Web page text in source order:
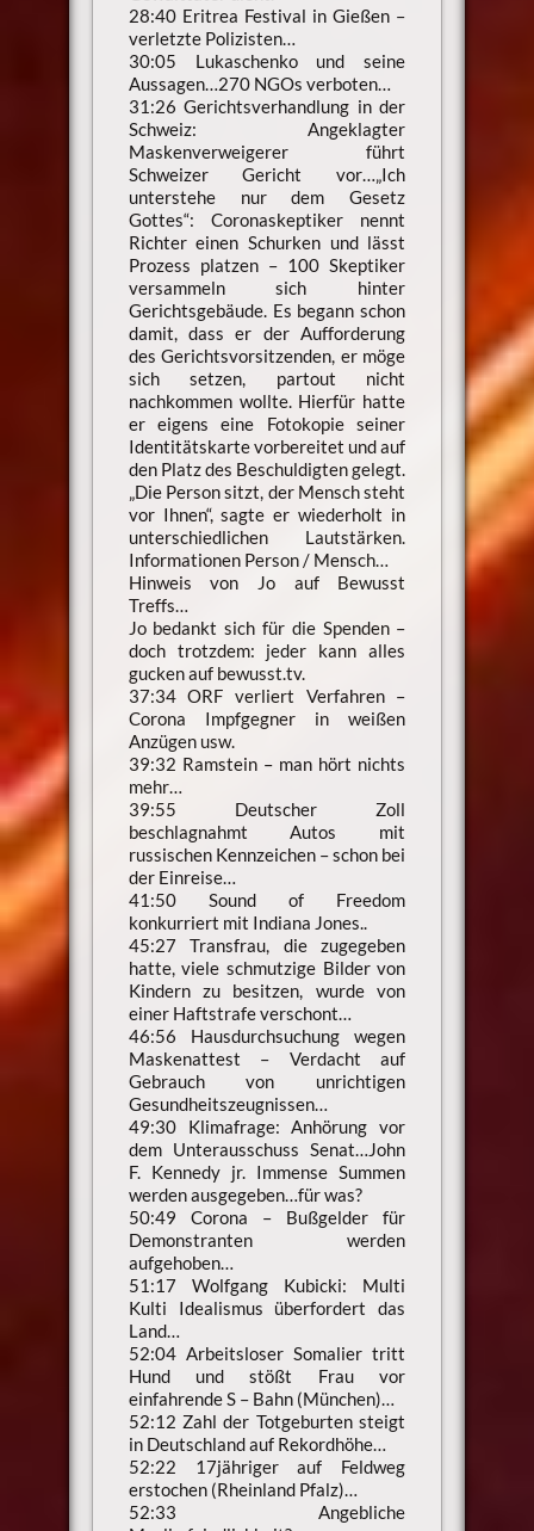
28:40 Eritrea Festival in Gießen –
verletzte Polizisten…
30:05 Lukaschenko und seine
Aussagen…270 NGOs verboten…
31:26 Gerichtsverhandlung in der
Schweiz: Angeklagter
Maskenverweigerer führt
Schweizer Gericht vor…„Ich
unterstehe nur dem Gesetz
Gottes“: Coronaskeptiker nennt
Richter einen Schurken und lässt
Prozess platzen – 100 Skeptiker
versammeln sich hinter
Gerichtsgebäude. Es begann schon
damit, dass er der Aufforderung
des Gerichtsvorsitzenden, er möge
sich setzen, partout nicht
nachkommen wollte. Hierfür hatte
er eigens eine Fotokopie seiner
Identitätskarte vorbereitet und auf
den Platz des Beschuldigten gelegt.
„Die Person sitzt, der Mensch steht
vor Ihnen“, sagte er wiederholt in
unterschiedlichen Lautstärken.
Informationen Person / Mensch…
Hinweis von Jo auf Bewusst
Treffs…
Jo bedankt sich für die Spenden –
doch trotzdem: jeder kann alles
gucken auf bewusst.tv.
37:34 ORF verliert Verfahren –
Corona Impfgegner in weißen
Anzügen usw.
39:32 Ramstein – man hört nichts
mehr…
39:55 Deutscher Zoll
beschlagnahmt Autos mit
russischen Kennzeichen – schon bei
der Einreise…
41:50 Sound of Freedom
konkurriert mit Indiana Jones..
45:27 Transfrau, die zugegeben
hatte, viele schmutzige Bilder von
Kindern zu besitzen, wurde von
einer Haftstrafe verschont…
46:56 Hausdurchsuchung wegen
Maskenattest – Verdacht auf
Gebrauch von unrichtigen
Gesundheitszeugnissen…
49:30 Klimafrage: Anhörung vor
dem Unterausschuss Senat…John
F. Kennedy jr. Immense Summen
werden ausgegeben…für was?
50:49 Corona – Bußgelder für
Demonstranten werden
aufgehoben…
51:17 Wolfgang Kubicki: Multi
Kulti Idealismus überfordert das
Land…
52:04 Arbeitsloser Somalier tritt
Hund und stößt Frau vor
einfahrende S – Bahn (München)…
52:12 Zahl der Totgeburten steigt
in Deutschland auf Rekordhöhe…
52:22 17jähriger auf Feldweg
erstochen (Rheinland Pfalz)…
52:33 Angebliche